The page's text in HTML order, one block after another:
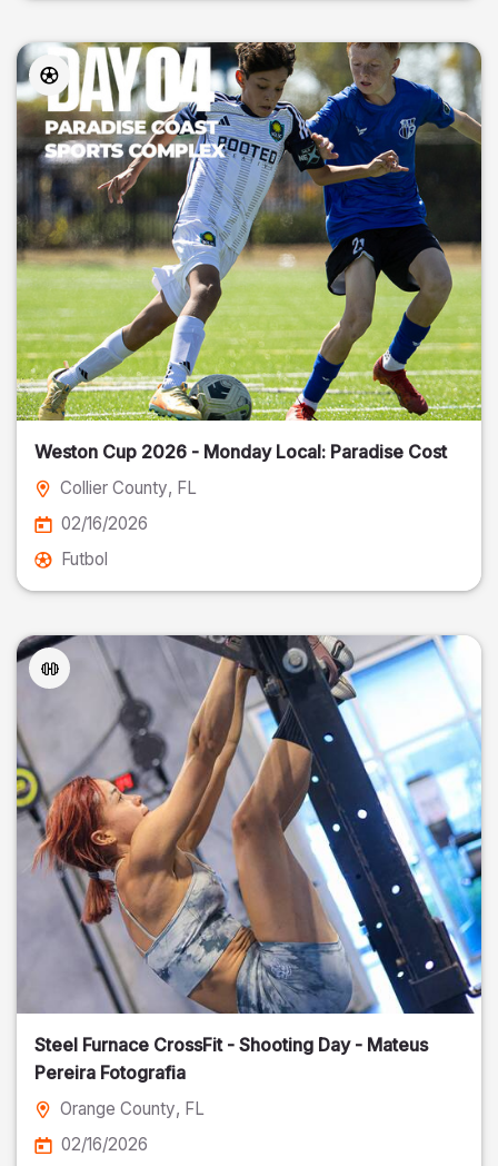
Weston Cup 2026 - Monday Local: Paradise Cost
Collier County, FL
02/16/2026
Futbol
Steel Furnace CrossFit - Shooting Day - Mateus
Pereira Fotografia
Orange County, FL
02/16/2026